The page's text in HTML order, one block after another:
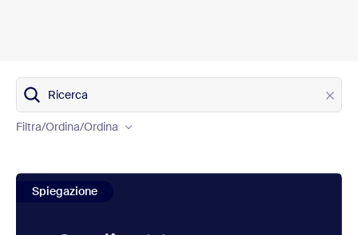
Ricerca
Filtra/Ordina/Ordina
Product
view Spiegazione di QM
Spiegazione